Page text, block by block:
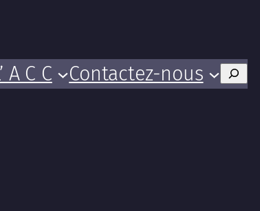
A C C Contactez-nous